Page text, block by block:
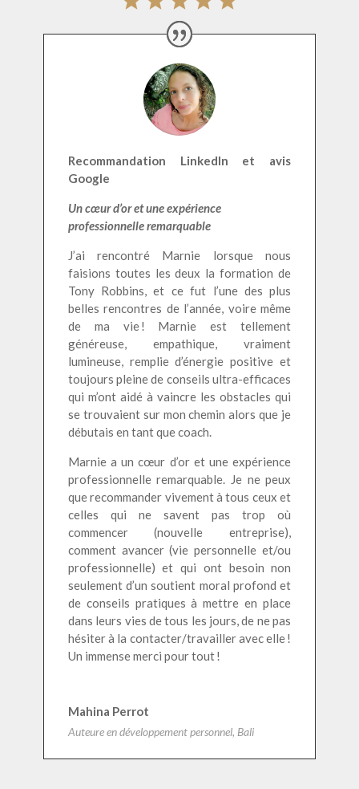
Recommandation LinkedIn et avis
Google
Un cœur d’or et une expérience
professionnelle remarquable
J’ai rencontré Marnie lorsque nous
faisions toutes les deux la formation de
Tony Robbins, et ce fut l’une des plus
belles rencontres de l’année, voire même
de ma vie ! Marnie est tellement
généreuse, empathique, vraiment
lumineuse, remplie d’énergie positive et
toujours pleine de conseils ultra-efficaces
qui m’ont aidé à vaincre les obstacles qui
se trouvaient sur mon chemin alors que je
débutais en tant que coach.
Marnie a un cœur d’or et une expérience
professionnelle remarquable. Je ne peux
que recommander vivement à tous ceux et
celles qui ne savent pas trop où
commencer (nouvelle entreprise),
comment avancer (vie personnelle et/ou
professionnelle) et qui ont besoin non
seulement d’un soutient moral profond et
de conseils pratiques à mettre en place
dans leurs vies de tous les jours, de ne pas
hésiter à la contacter/travailler avec elle !
Un immense merci pour tout !
Mahina Perrot
Auteure en développement personnel, Bali